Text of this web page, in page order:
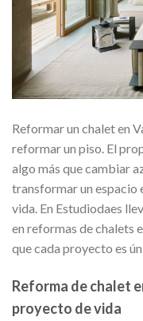
Reformar un chalet en
reformar un piso. El
algo más que cambiar
transformar un espacio
vida. En Estudiodaes
en reformas de chalets
que cada proyecto es
Reforma de chalet
proyecto de vida